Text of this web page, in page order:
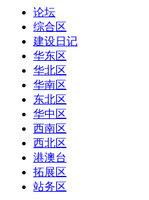
论坛
综合区
建设日记
华东区
华北区
华南区
东北区
华中区
西南区
西北区
港澳台
拓展区
站务区